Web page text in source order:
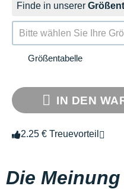
Finde in unserer
Bitte wählen Sie Ihre
Größentabelle
IN DEN
2.25 € Treuevorteil
Die